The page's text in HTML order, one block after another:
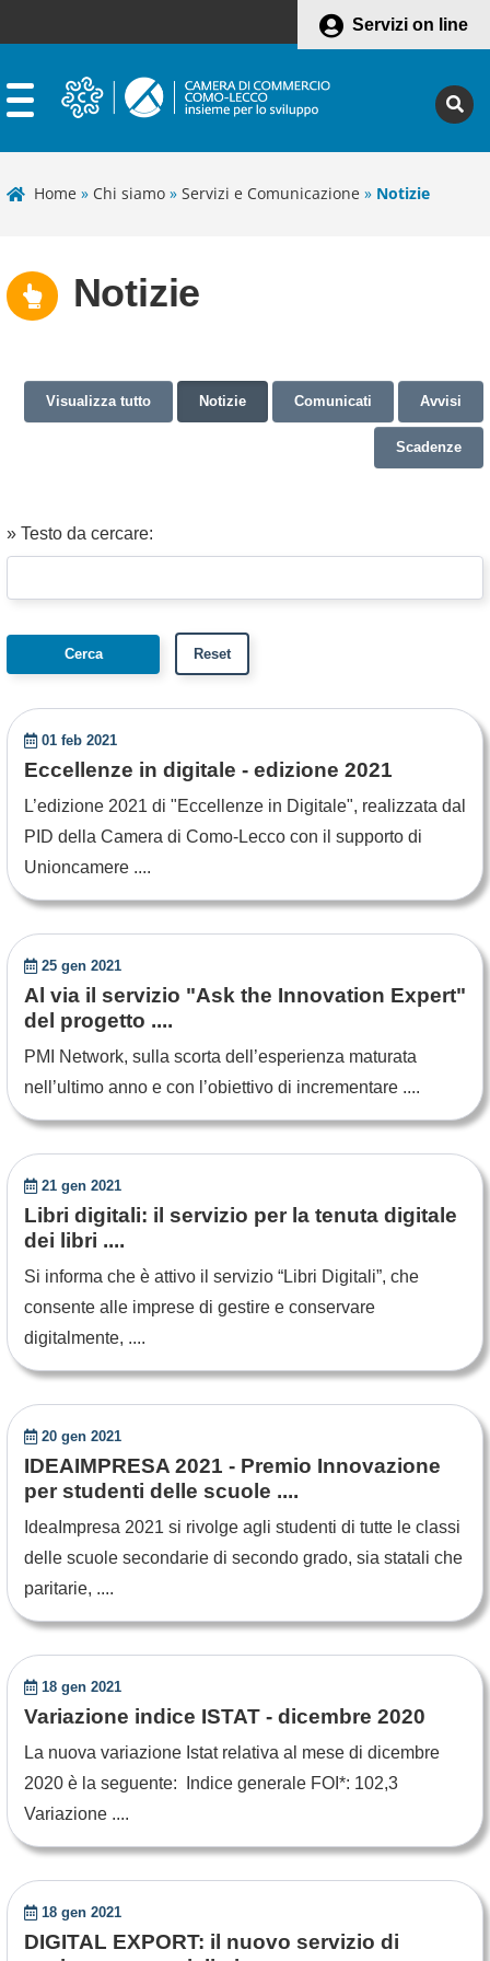
Servizi on line
Home » Chi siamo » Servizi e Comunicazione » Notizie
Notizie
Visualizza tutto Notizie Comunicati Avvisi
Scadenze
» Testo da cercare:
01 feb 2021
Eccellenze in digitale - edizione 2021
L’edizione 2021 di "Eccellenze in Digitale", realizzata dal
PID della Camera di Como-Lecco con il supporto di
Unioncamere ....
25 gen 2021
Al via il servizio "Ask the Innovation Expert"
del progetto ....
PMI Network, sulla scorta dell’esperienza maturata
nell’ultimo anno e con l’obiettivo di incrementare ....
21 gen 2021
Libri digitali: il servizio per la tenuta digitale
dei libri ....
Si informa che è attivo il servizio “Libri Digitali”, che
consente alle imprese di gestire e conservare
digitalmente, ....
20 gen 2021
IDEAIMPRESA 2021 - Premio Innovazione
per studenti delle scuole ....
IdeaImpresa 2021 si rivolge agli studenti di tutte le classi
delle scuole secondarie di secondo grado, sia statali che
paritarie, ....
18 gen 2021
Variazione indice ISTAT - dicembre 2020
La nuova variazione Istat relativa al mese di dicembre
2020 è la seguente: Indice generale FOI*: 102,3
Variazione ....
18 gen 2021
DIGITAL EXPORT: il nuovo servizio di